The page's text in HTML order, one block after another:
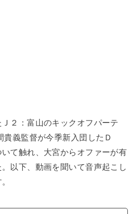
２：富山のキックオフパーテ
貴義監督が今季新入団したＤ
て触れ、大宮からオファーが有
以下、動画を聞いて音声起こし